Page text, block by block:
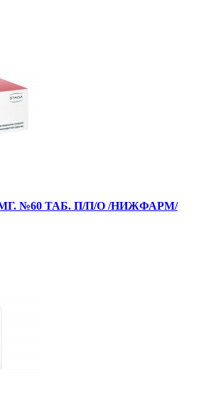
№60 ТАБ. П/П/О /НИЖФАРМ/